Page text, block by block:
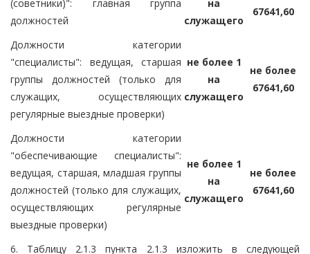
(советники)": главная группа
должностей
на
служащего
67641,60
Должности категории
"специалисты": ведущая, старшая
группы должностей (только для
служащих, осуществляющих
регулярные выездные проверки)
не более 1
на
служащего
не более
67641,60
Должности категории
"обеспечивающие специалисты":
ведущая, старшая, младшая группы
должностей (только для служащих,
осуществляющих регулярные
выездные проверки)
не более 1
на
служащего
не более
67641,60
6. Таблицу 2.1.3 пункта 2.1.3 изложить в следующей